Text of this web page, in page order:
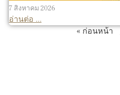
7 สิงหาคม 2026
อ่านต่อ ...
« ก่อนหน้า